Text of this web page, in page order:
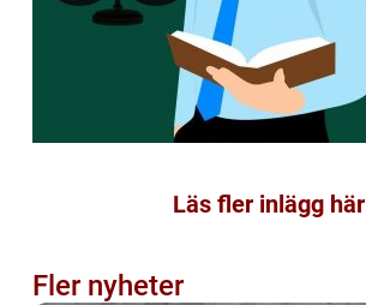
Läs fler inlägg här
Fler nyheter